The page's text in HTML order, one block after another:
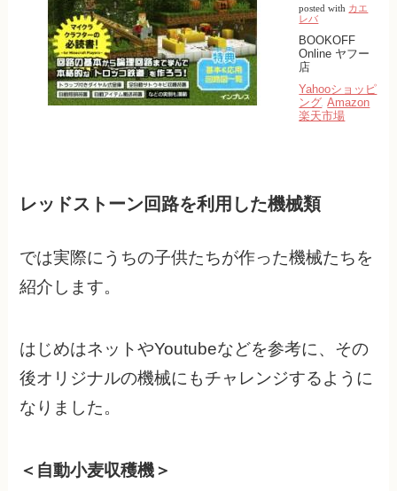
posted with カエ
レバ
BOOKOFF
Online ヤフー
店
Yahooショッピ
ング Amazon
楽天市場
レッドストーン回路を利用した機械類
では実際にうちの子供たちが作った機械たちを
紹介します。
はじめはネットやYoutubeなどを参考に、その
後オリジナルの機械にもチャレンジするように
なりました。
＜自動小麦収穫機＞